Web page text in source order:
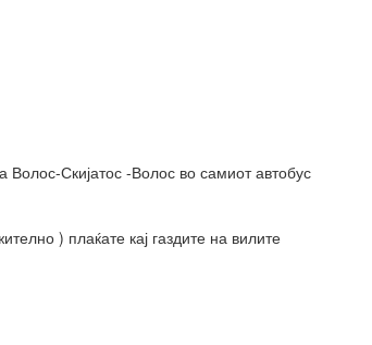
Скијатос -Волос во самиот автобус
) плаќате кај газдите на вилите